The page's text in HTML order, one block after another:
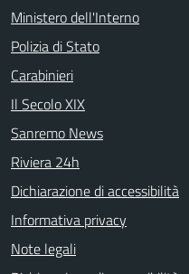
Ministero dell'Interno
Polizia di Stato
Carabinieri
Il Secolo XIX
Sanremo News
Riviera 24h
Dichiarazione di accessibilità
Informativa privacy
Note legali